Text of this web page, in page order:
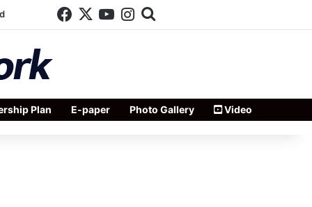
Facebook
X YouTube
Instagram
Plan E-paper Photo Gallery Video